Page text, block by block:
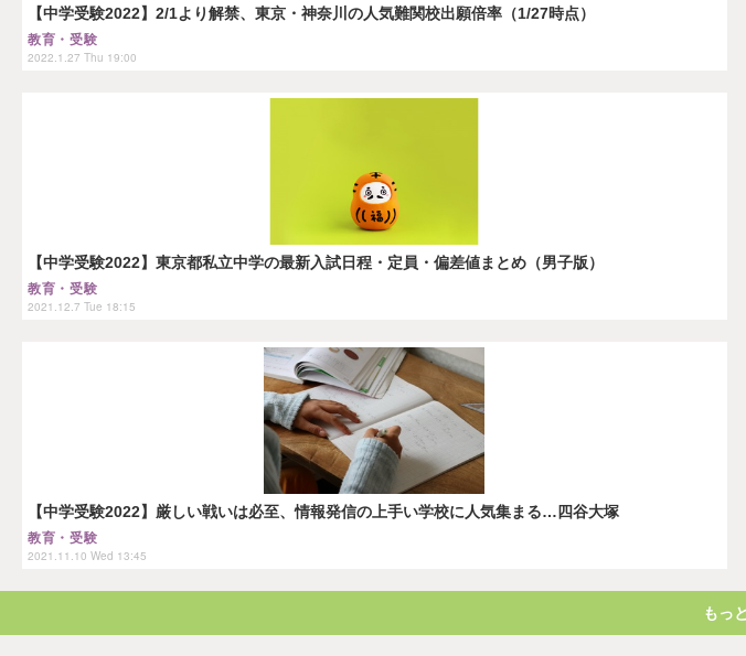
【中学受験2022】2/1より解禁、東京・神奈川の人気難関校出願倍率（1/27時点）
教育・受験
2022.1.27 Thu 19:00
【中学受験2022】東京都私立中学の最新入試日程・定員・偏差値まとめ（男子版）
教育・受験
2021.12.7 Tue 18:15
【中学受験2022】厳しい戦いは必至、情報発信の上手い学校に人気集まる…四谷大塚
教育・受験
2021.11.10 Wed 13:45
もっ